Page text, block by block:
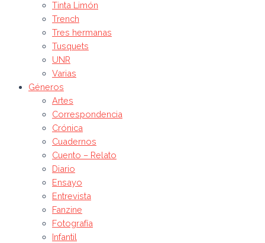
Tinta Limón
Trench
Tres hermanas
Tusquets
UNR
Varias
Géneros
Artes
Correspondencia
Crónica
Cuadernos
Cuento – Relato
Diario
Ensayo
Entrevista
Fanzine
Fotografía
Infantil